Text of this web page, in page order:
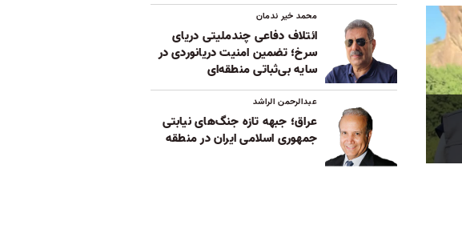
محمد خیر ندمان
ائتلاف دفاعی چندملیتی دریای
سرخ؛ تضمین امنیت دریانوردی در
سایه بی‌ثباتی‌ منطقه‌ای
عبدالرحمن الراشد
عراق؛ جبهه تازه جنگ‌های نیابتی
جمهوری اسلامی ایران در منطقه